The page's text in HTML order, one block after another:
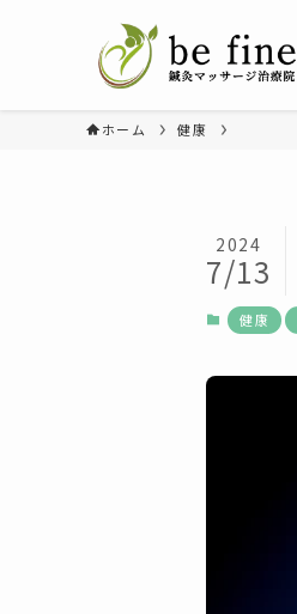
ホーム 健康
2024
7/13
健康